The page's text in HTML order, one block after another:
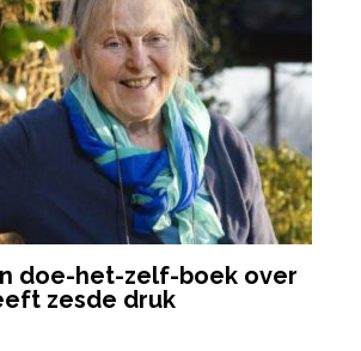
doe-het-zelf-boek over
zesde druk